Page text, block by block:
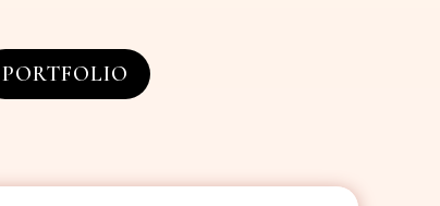
PORTFOLIO